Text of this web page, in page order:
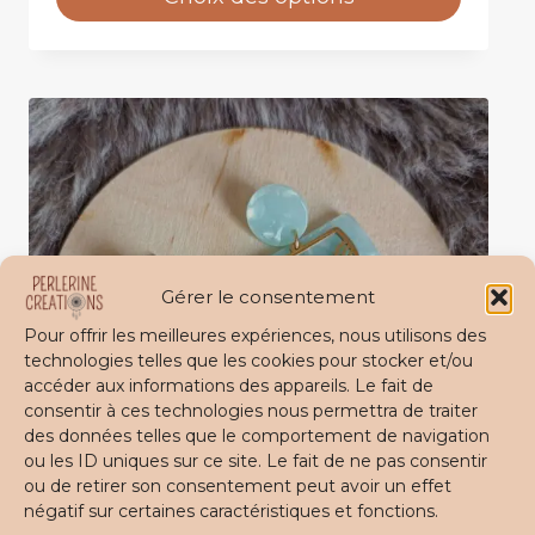
Gérer le consentement
Pour offrir les meilleures expériences, nous utilisons des
technologies telles que les cookies pour stocker et/ou
accéder aux informations des appareils. Le fait de
consentir à ces technologies nous permettra de traiter
des données telles que le comportement de navigation
ou les ID uniques sur ce site. Le fait de ne pas consentir
ou de retirer son consentement peut avoir un effet
négatif sur certaines caractéristiques et fonctions.
plusieurs
variations.
Les
options
peuvent
être
sur
page
du
produit